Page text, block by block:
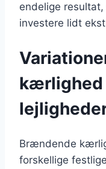
endelige
investere lidt
Brændende
forskellige